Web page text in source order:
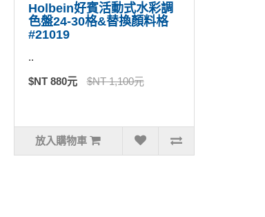
Holbein好賓活動式水彩調
色盤24-30格&替換顏料格
#21019
..
$NT 880元 $NT 1,100元
放入購物車